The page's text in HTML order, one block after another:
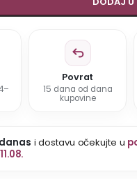
Povrat
15 dana od dana
kupovine
i dostavu očekujte u